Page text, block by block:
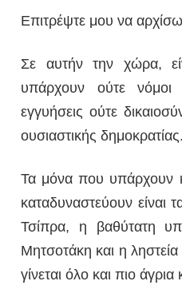
Επιτρέψτε μου να
Σε αυτήν την χώρα,
υπάρχουν ούτε νόμοι
εγγυήσεις ούτε
ουσιαστικής δημοκρατίας.
Τα μόνα που υπάρχουν
καταδυναστεύουν είναι
Τσίπρα, η βαθύτατη
Μητσοτάκη και η
γίνεται όλο και πιο